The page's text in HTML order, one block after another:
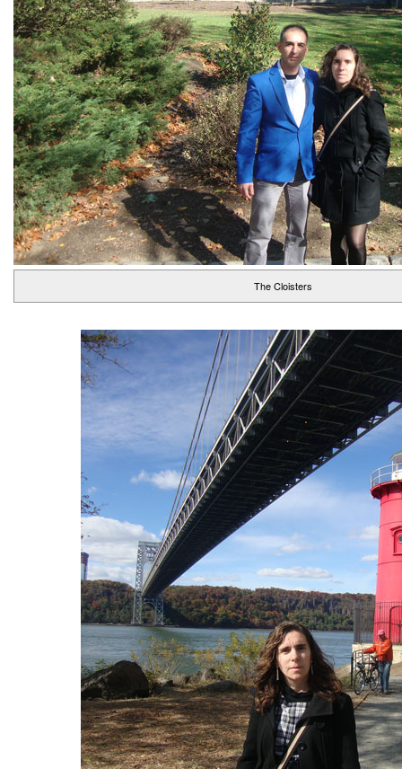
The Cloisters